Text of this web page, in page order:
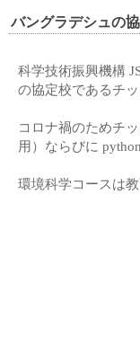
バングラデシュの
科学技術振興機構
の協定校であるチ
コロナ禍のためチ
用）ならびに
環境科学コースは